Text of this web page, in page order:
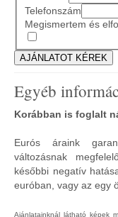
Telefonszám
Megismertem és
Egyéb
Korábban is foglalt
Eurós áraink
változásnak
későbbi negatív
euróban, vagy az egy
Ajánlatainknál látható képek